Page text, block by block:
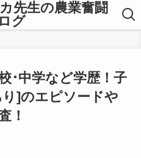
先生の農業奮闘
グ
･中学など学歴！子
]のエピソードや
！